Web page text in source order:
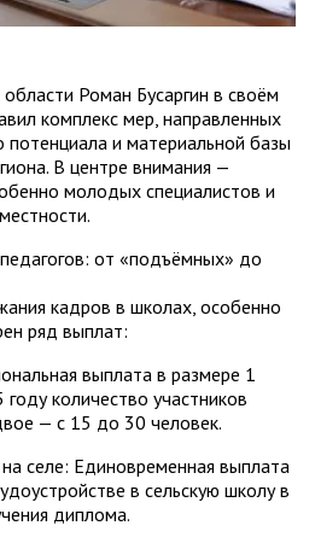
Роман Бусаргин в своём
комплекс мер, направленных
потенциала и материальной базы
В центре внимания —
молодых специалистов и
от «подъёмных» до
кадров в школах, особенно
ряд выплат:
выплата в размере 1
количество участников
— с 15 до 30 человек.
селе: Единовременная выплата
в сельскую школу в
диплома.